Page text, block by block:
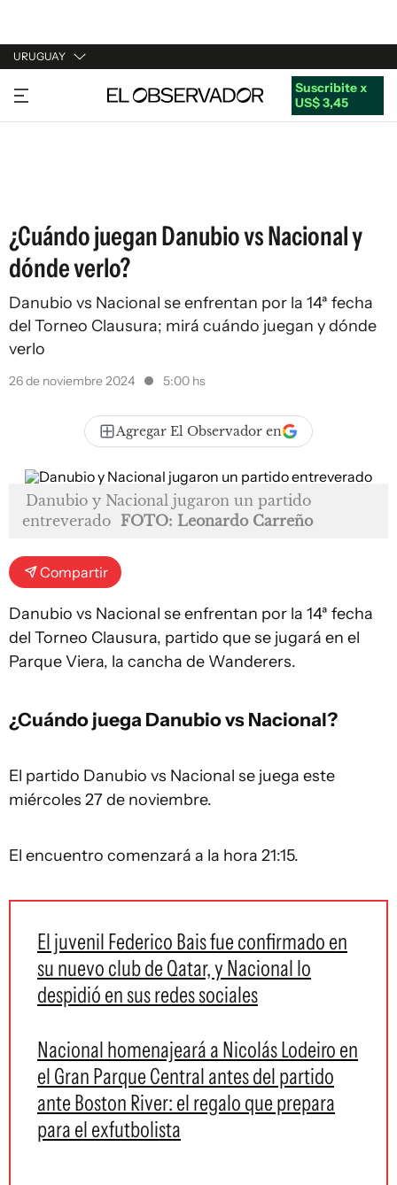
URUGUAY
URUGUAY
ARGENTINA
Suscribite x
US$ 3,45
¿Cuándo juegan Danubio vs Nacional y
dónde verlo?
Danubio vs Nacional se enfrentan por la 14ª fecha
del Torneo Clausura; mirá cuándo juegan y dónde
verlo
26 de noviembre 2024 5:00 hs
Agregar El Observador en
Danubio y Nacional jugaron un partido
entreverado FOTO: Leonardo Carreño
Compartir
Danubio vs Nacional se enfrentan por la 14ª fecha
del Torneo Clausura, partido que se jugará en el
Parque Viera, la cancha de Wanderers.
¿Cuándo juega Danubio vs Nacional?
El partido Danubio vs Nacional se juega este
miércoles 27 de noviembre.
El encuentro comenzará a la hora 21:15.
El juvenil Federico Bais fue confirmado en
su nuevo club de Qatar, y Nacional lo
despidió en sus redes sociales
Nacional homenajeará a Nicolás Lodeiro en
el Gran Parque Central antes del partido
ante Boston River: el regalo que prepara
para el exfutbolista